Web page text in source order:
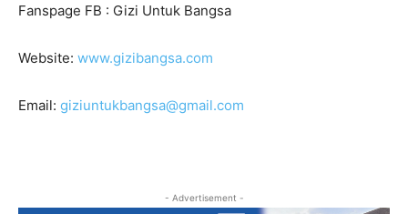
Fanspage FB : Gizi Untuk Bangsa
Website: www.gizibangsa.com
Email: giziuntukbangsa@gmail.com
- Advertisement -